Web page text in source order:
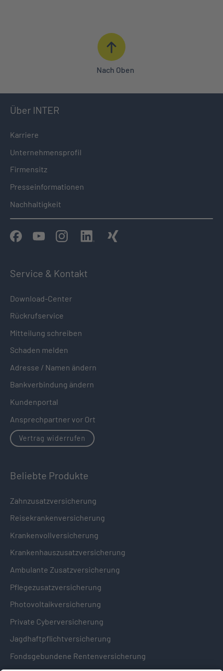
Nach Oben
Über INTER
Karriere
Unternehmensprofil
Firmensitz
Presseinformationen
Nachhaltigkeit
Service & Kontakt
Download-Center
Rückrufservice
Mitteilung schreiben
Schaden melden
Adresse / Namen ändern
Bankverbindung ändern
Kundenportal
Ansprechpartner vor Ort
Vertrag widerrufen
Beliebte Produkte
Zahnzusatzversicherung
Reisekrankenversicherung
Krankenvollversicherung
Krankenhauszusatzversicherung
Ambulante Zusatzversicherung
Pflegezusatzversicherung
Photovoltaikversicherung
Private Cyberversicherung
Jagdhaftpflichtversicherung
Fondsgebundene Rentenversicherung